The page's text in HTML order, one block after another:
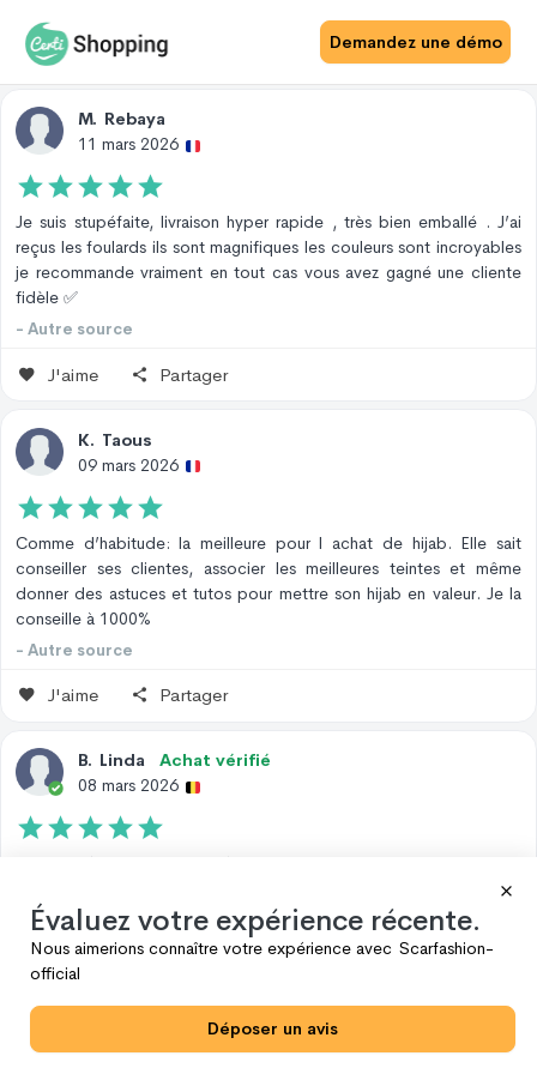
Demandez une démo
Avis Produit
M. Rebaya
11 mars 2026
Je suis stupéfaite, livraison hyper rapide , très bien emballé . J’ai
reçus les foulards ils sont magnifiques les couleurs sont incroyables
je recommande vraiment en tout cas vous avez gagné une cliente
fidèle ✅
- Autre source
J'aime Partager
K. Taous
09 mars 2026
Comme d’habitude: la meilleure pour l achat de hijab. Elle sait
conseiller ses clientes, associer les meilleures teintes et même
donner des astuces et tutos pour mettre son hijab en valeur. Je la
conseille à 1000%
- Autre source
J'aime Partager
B. Linda
Achat vérifié
08 mars 2026
Hijjab agréable exactement à quoi je m’attendais Livraison rapide
J'aime Partager
Y. Nes
Évaluez votre expérience récente.
Nous aimerions connaître votre expérience avec Scarfashion-
official
Déposer un avis